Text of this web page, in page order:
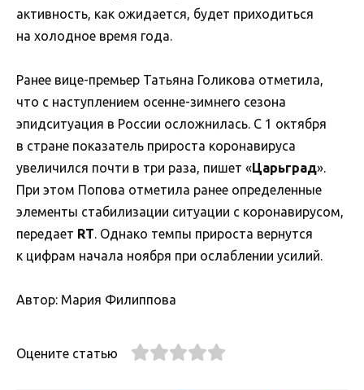
активность, как ожидается, будет приходиться
на холодное время года.
Ранее вице-премьер Татьяна Голикова отметила,
что с наступлением осенне-зимнего сезона
эпидситуация в России осложнилась. С 1 октября
в стране показатель прироста коронавируса
увеличился почти в три раза, пишет «Царьград».
При этом Попова отметила ранее определенные
элементы стабилизации ситуации с коронавирусом,
передает RT. Однако темпы прироста вернутся
к цифрам начала ноября при ослаблении усилий.
Автор: Мария Филиппова
Оцените статью